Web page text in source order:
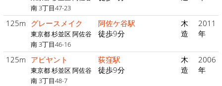
南 3丁目47-23
125m グレースメイク
東京都 杉並区 阿佐谷
南 3丁目46-16
阿佐ケ谷駅
徒歩9分
木
造
2011
年
125m アビヤント
東京都 杉並区 阿佐谷
南 3丁目48-7
荻窪駅
徒歩9分
木
造
2006
年